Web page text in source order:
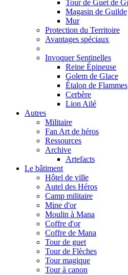
Tour de Guet de
Magasin de Guilde
Mur
Protection du Territoire
Avantages spéciaux
Invoquer Sentinelles
Reine Épineuse
Golem de Glace
Étalon de Flammes
Cerbère
Lion Ailé
Autres
Militaire
Fan Art de héros
Ressources
Archive
Artefacts
Le bâtiment
Hôtel de ville
Autel des Héros
Camp militaire
Mine d'or
Moulin à Mana
Coffre d'or
Coffre de Mana
Tour de guet
Tour de Flèches
Tour magique
Tour à canon